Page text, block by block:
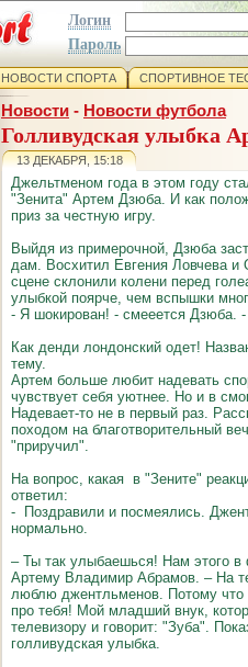
Логин
Пароль
НОВОСТИ СПОРТА СПОРТИВНОЕ
Новости - Новости футбола
Голливудская улыбка
13 ДЕКАБРЯ, 15:18
Джельтменом года в этом году
"Зенита" Артем Дзюба. И как
приз за честную игру.
Выйдя из примерочной, Дзюба
дам. Восхитил Евгения Ловчева
сцене склонили колени перед
улыбкой поярче, чем вспышки
- Я шокирован! - смееется Дзюба.
Как денди лондонский одет!
тему.
Артем больше любит надевать
чувствует себя уютнее. Но и в
Надевает-то не в первый раз.
походом на благотворительный
"приручил".
На вопрос, какая в "Зените"
ответил:
- Поздравили и посмеялись.
нормально.
– Ты так улыбаешься! Нам этого в
Артему Владимир Абрамов. – На
люблю джентльменов. Потому что
про тебя! Мой младший внук,
телевизору и говорит: "Зуба".
голливудская улыбка.